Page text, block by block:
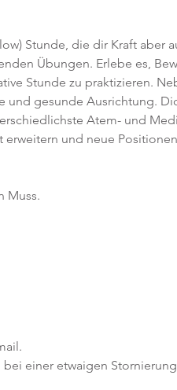
Stunde, die dir Kraft aber
Übungen. Erlebe es,
Stunde zu praktizieren.
und gesunde Ausrichtung.
Atem- und
und neue
Muss.
einer etwaigen